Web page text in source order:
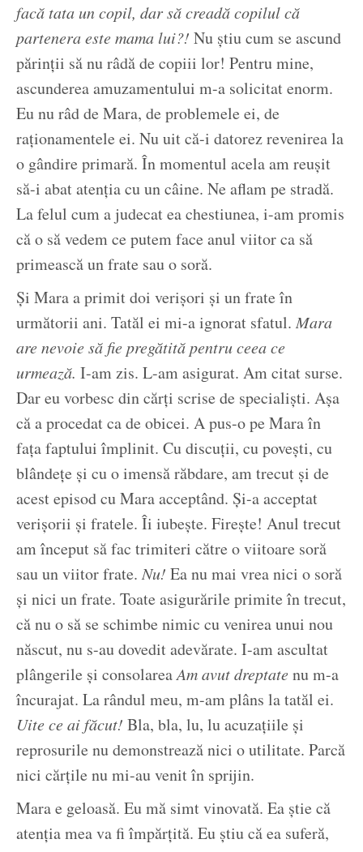
facă tata un copil, dar să creadă copilul că
partenera este mama lui?! Nu știu cum se ascund
părinții să nu râdă de copiii lor! Pentru mine,
ascunderea amuzamentului m-a solicitat enorm.
Eu nu râd de Mara, de problemele ei, de
raționamentele ei. Nu uit că-i datorez revenirea la
o gândire primară. În momentul acela am reușit
să-i abat atenția cu un câine. Ne aflam pe stradă.
La felul cum a judecat ea chestiunea, i-am promis
că o să vedem ce putem face anul viitor ca să
primească un frate sau o soră.
Și Mara a primit doi verișori și un frate în
următorii ani. Tatăl ei mi-a ignorat sfatul. Mara
are nevoie să fie pregătită pentru ceea ce
urmează. I-am zis. L-am asigurat. Am citat surse.
Dar eu vorbesc din cărți scrise de specialiști. Așa
că a procedat ca de obicei. A pus-o pe Mara în
fața faptului împlinit. Cu discuții, cu povești, cu
blândețe și cu o imensă răbdare, am trecut și de
acest episod cu Mara acceptând. Și-a acceptat
verișorii și fratele. Îi iubește. Firește! Anul trecut
am început să fac trimiteri către o viitoare soră
sau un viitor frate.Nu! Ea nu mai vrea nici o soră
și nici un frate. Toate asigurările primite în trecut,
că nu o să se schimbe nimic cu venirea unui nou
născut, nu s-au dovedit adevărate. I-am ascultat
plângerile și consolareaAm avut dreptatenu m-a
încurajat. La rândul meu, m-am plâns la tatăl ei.
Uite ce ai făcut! Bla, bla, lu, lu acuzațiile și
reprosurile nu demonstrează nici o utilitate. Parcă
nici cărțile nu mi-au venit în sprijin.
Mara e geloasă. Eu mă simt vinovată. Ea știe că
atenția mea va fi împărțită. Eu știu că ea suferă,